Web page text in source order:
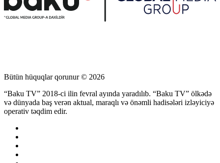
Bütün hüquqlar qorunur © 2026
“Baku TV” 2018-ci ilin fevral ayında yaradılıb. “Baku TV” ölkədə
və dünyada baş verən aktual, maraqlı və önəmli hadisələri izləyiciyə
operativ təqdim edir.